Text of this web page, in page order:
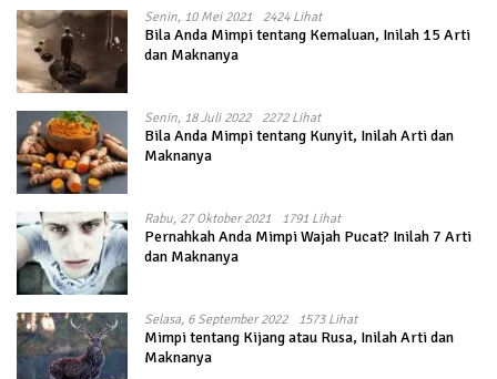
Senin, 10 Mei 2021 2424 Lihat
Bila Anda Mimpi tentang Kemaluan, Inilah 15 Arti
dan Maknanya
Senin, 18 Juli 2022 2272 Lihat
Bila Anda Mimpi tentang Kunyit, Inilah Arti dan
Maknanya
Rabu, 27 Oktober 2021 1791 Lihat
Pernahkah Anda Mimpi Wajah Pucat? Inilah 7 Arti
dan Maknanya
Selasa, 6 September 2022 1573 Lihat
Mimpi tentang Kijang atau Rusa, Inilah Arti dan
Maknanya